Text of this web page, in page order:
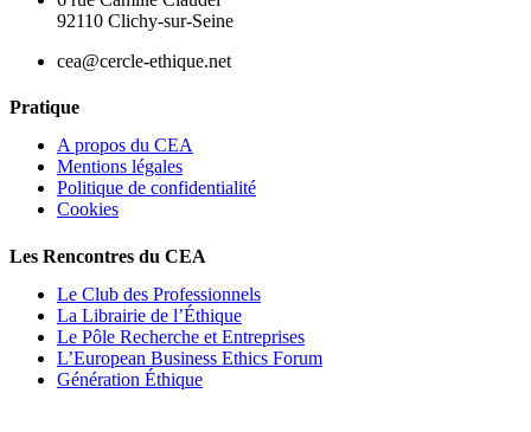
92110 Clichy-sur-Seine
cea@cercle-ethique.net
Pratique
A propos du CEA
Mentions légales
Politique de confidentialité
Cookies
Les Rencontres du CEA
Le Club des Professionnels
La Librairie de l’Éthique
Le Pôle Recherche et Entreprises
L’European Business Ethics Forum
Génération Éthique